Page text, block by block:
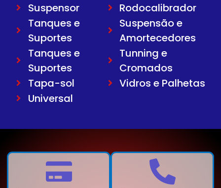
Suspensor
Tanques e
Suportes
Tanques e
Suportes
Tapa-sol
Universal
Rodocalibrador
Suspensão e
Amortecedores
Tunning e
Cromados
Vidros e Palhetas